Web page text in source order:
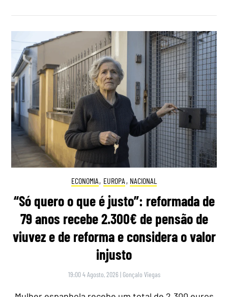
ECONOMIA, EUROPA , NACIONAL
“Só quero o que é justo”: reformada de
79 anos recebe 2.300€ de pensão de
viuvez e de reforma e considera o valor
injusto
19:00 4 Agosto, 2026 | Gonçalo Viegas